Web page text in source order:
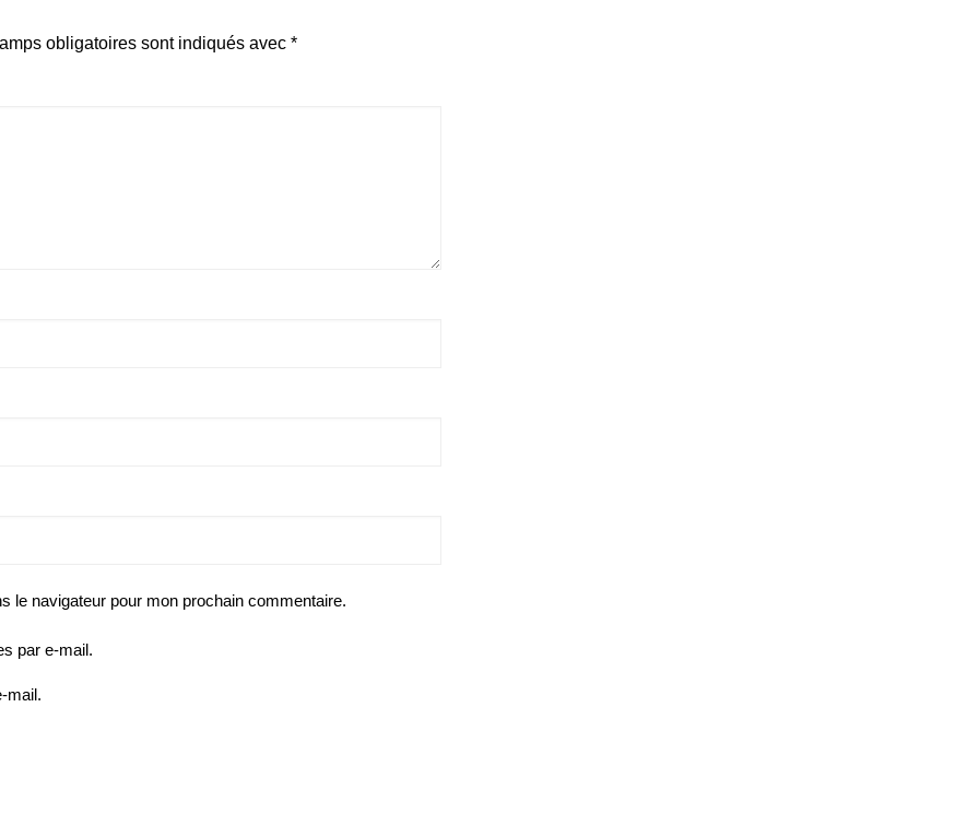
obligatoires sont indiqués avec *
le navigateur pour mon prochain commentaire.
par e-mail.
mail.